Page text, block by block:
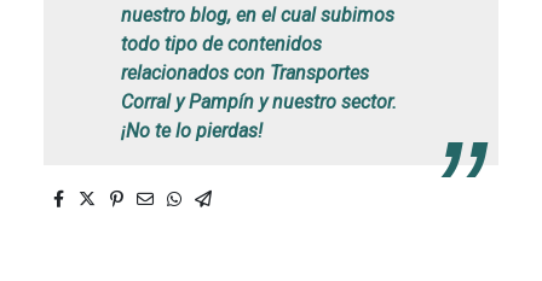
nuestro blog, en el cual subimos
todo tipo de contenidos
relacionados con Transportes
Corral y Pampín y nuestro sector.
¡No te lo pierdas!